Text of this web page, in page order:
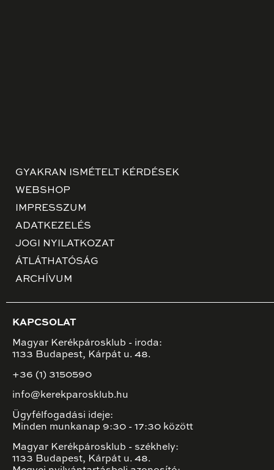
GYAKRAN ISMÉTELT KÉRDÉSEK
WEBSHOP
IMPRESSZUM
ADATKEZELÉS
JOGI NYILATKOZAT
ÁTLÁTHATÓSÁG
ARCHÍVUM
KAPCSOLAT
Magyar Kerékpárosklub - iroda:
1133 Budapest, Kárpát u. 48.
+36 (1) 3150590
info@kerekparosklub.hu
Ügyfélfogadási ideje:
Minden munkanap 9:30 - 17:30 között
Magyar Kerékpárosklub - székhely:
1133 Budapest, Kárpát u. 48.